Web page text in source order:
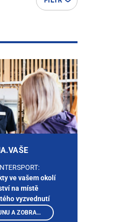
ve vašem okolí
na místě
vyzvednutí
VYBRAT PRODEJNU A ZOBRAZIT PRODUKTY